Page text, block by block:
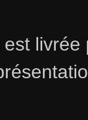
est